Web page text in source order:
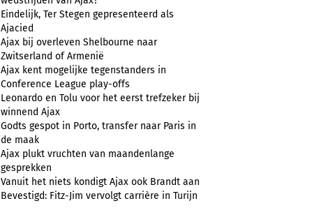
Eindelijk, Ter Stegen gepresenteerd als
Ajacied
Ajax bij overleven Shelbourne naar
Zwitserland of Armenië
Ajax kent mogelijke tegenstanders in
Conference League play-offs
Leonardo en Tolu voor het eerst trefzeker bij
winnend Ajax
Godts gespot in Porto, transfer naar Paris in
de maak
Ajax plukt vruchten van maandenlange
gesprekken
Vanuit het niets kondigt Ajax ook Brandt aan
Bevestigd: Fitz-Jim vervolgt carrière in Turijn